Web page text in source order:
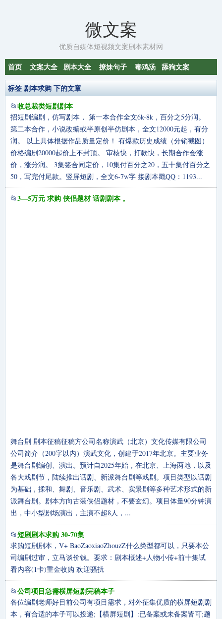
微文案
优质自媒体短视频文案剧本素材网
首页 文案大全 剧本大全 撩妹句子 毒鸡汤 舔狗文案
标签 剧本求购 下的文章
📂收总裁类短剧剧本
招短剧编剧，仿写剧本， 第一本合作全文6k-8k，百分之5分润。
第二本合作，小说改编或半原创半仿剧本，全文12000元起，有分
润。 以上具体根据作品质量定价！ 有爆款历史成绩（分销截图）
价格编剧20000起价上不封顶。 审核快，打款快，长期合作会涨
价，涨分润。 3集签合同定价，10集付百分之20，五十集付百分之
50，写完付尾款。竖屏短剧，全文6-7w字 接剧本戳QQ：1193...
📂3—5万元 求购 侠侣题材 话剧剧本 。
舞台剧 剧本征稿征稿方公司名称演武（北京）文化传媒有限公司
公司简介（200字以内）演武文化，创建于2017年北京。主要业务
是舞台剧编创、演出。预计自2025年始，在北京、上海两地，以及
各大戏剧节，陆续推出话剧、新派舞台剧等戏剧。项目类型以话剧
为基础，揉和、舞剧、音乐剧、武术、实景剧等多种艺术形式的新
派舞台剧。剧本方向古装侠侣题材，不要玄幻。项目体量90分钟演
出，中小型剧场演出，主演不超8人，...
📂短剧剧本求购 30-70集
求购短剧剧本，V+ BaoZaoxiaoZhouzZ什么类型都可以，只要本公
司编剧过审，立马谈价钱。要求：剧本概述+人物小传+前十集试
看内容(1卡)重金收购 欢迎骚扰
📂公司项目急需横屏短剧完稿本子
各位编剧老师好目前公司有项目需求，对外征集优质的横屏短剧剧
本，有合适的本子可以投递;【横屏短剧】:已备案或未备案皆可;题